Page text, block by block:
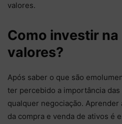
valores.
Como investir na
valores?
Após saber o que são
ter percebido a importância
qualquer negociação. Aprender
da compra e venda de ativos é